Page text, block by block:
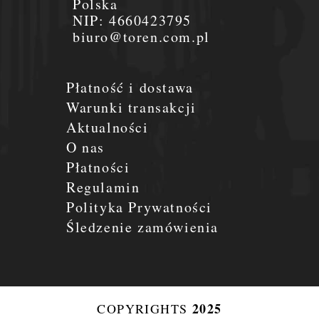
Płatność i dostawa
Warunki transakcji
Aktualności
O nas
Płatności
Regulamin
Polityka Prywatności
Śledzenie zamówienia
NIP:4660423795
biuro@toren.com.pl
COPYRIGHTS 2025